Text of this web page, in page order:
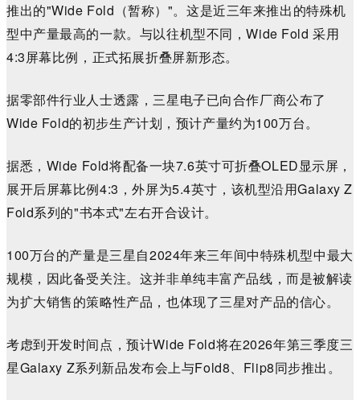
推出的"Wide Fold（暂称）"。这是近三年来推出的特殊机
型中产量最高的一款。与以往机型不同，Wide Fold采用
4:3屏幕比例，正式拓展折叠屏新形态。
据零部件行业人士透露，三星电子已向合作厂商公布了
Wide Fold的初步生产计划， 预计产量约为100万台。
据悉，Wide Fold将配备一块7.6英寸可折叠OLED显示屏，
展开后屏幕比例4:3，外屏为5.4英寸，该机型沿用Galaxy Z
Fold系列的"书本式"左右开合设计。
100万台的产量是三星自2024年来三年间中特殊机型中最大
规模，因此备受关注。这并非单纯丰富产品线，而是被解读
为扩大销售的策略性产品，也体现了三星对产品的信心。
考虑到开发时间点，预计Wide Fold将在2026年第三季度三
星Galaxy Z系列新品发布会上与Fold8、Flip8同步推出。